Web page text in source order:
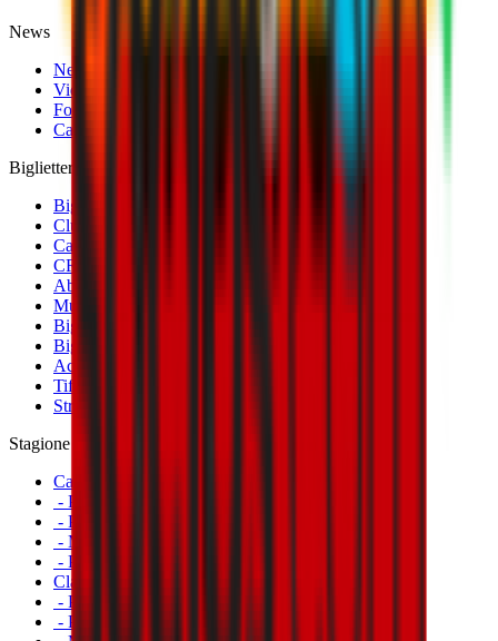
News
News
Video
Fotogallery
Calciomercato
Biglietteria
Biglietti Partite Maschile
Club 1899 Premium Hospitality
Cambio Nominativo
CRN Card
Abbonamenti
Museo Mondo Milan
Biglietti Partite Femminile
Biglietti Partite Milan Futuro
Accrediti
Tifosi con disabilità
Striscioni
Stagione
Calendario
- Prima Squadra Maschile
- Prima Squadra Femminile
- Milan Futuro
- Primavera
Classifiche
- Prima Squadra Maschile
- Prima Squadra Femminile